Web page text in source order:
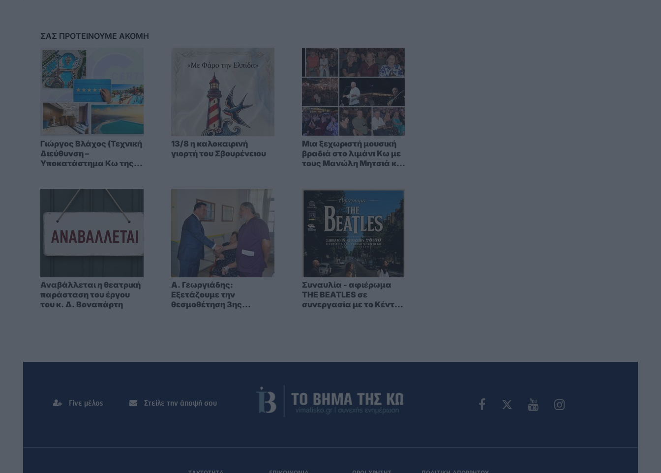
ΣΑΣ ΠΡΟΤΕΙΝΟΥΜΕ ΑΚΟΜΗ
Γιώργος Βλάχος (Τεχνική
Διεύθυνση –
Υποκατάστημα Κω της
αναβολή – η σεζόν δεν
περιμένει»
13/8 η καλοκαιρινή
γιορτή του Σβουρένειου
Μια ξεχωριστή μουσική
βραδιά στο λιμάνι Κω με
τους Μανώλη Μητσιά και
Αναβάλλεται η θεατρική
παράσταση του έργου
του κ. Δ. Βοναπάρτη
A. Γεωργιάδης:
Eξετάζουμε την
θεσμοθέτηση 3ης
Συναυλία - αφιέρωμα
THE BEATLES σε
συνεργασία με το Κέντρο
Γίνε μέλος Στείλε την άποψή σου